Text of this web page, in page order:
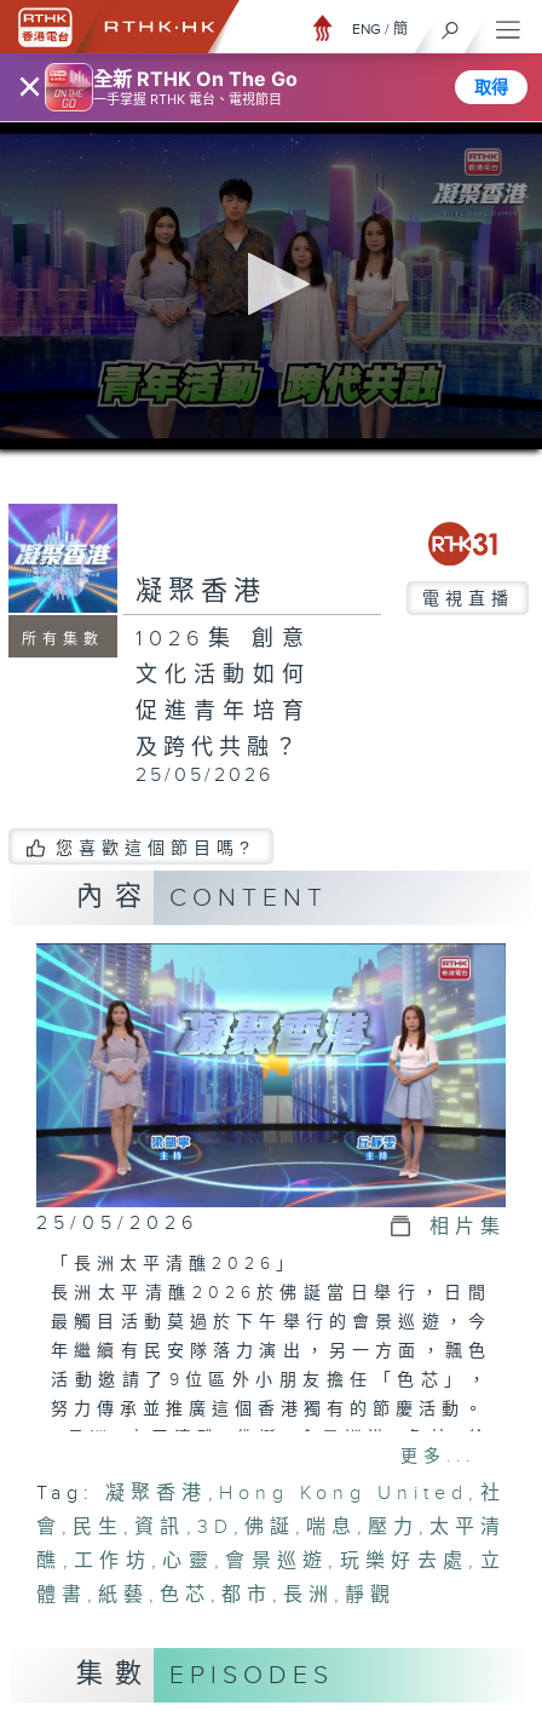
× 全新 RTHK On The Go
一手掌握 RTHK 電台、電視節目
取得
ENG / 簡
0
seconds
minutes,
6
seconds
所有集數
凝聚香港 電視直播
1026集 創意
文化活動如何
促進青年培育
及跨代共融？
25/05/2026
您喜歡這個節目嗎?
內容 CONTENT
25/05/2026 相片集
「長洲太平清醮2026」
長洲太平清醮2026於佛誕當日舉行，日間
最觸目活動莫過於下午舉行的會景巡遊，今
年繼續有民安隊落力演出，另一方面，飄色
活動邀請了9位區外小朋友擔任「色芯」，
努力傳承並推廣這個香港獨有的節慶活動。
「青年活動跨代共融」
現代都市生活節奏急速，市民往往背負著不
同壓力。透過參與社區文化活動，人們能暫
流的契機，更讓參與者在互動中建立良好鄰
里關係，調整心境，增強面對挑戰的韌性。
更多...
Tag: 凝聚香港 , Hong Kong United , 社
會 , 民生 , 資訊 , 3D , 佛誕 , 喘息 , 壓力 , 太平清
醮 , 工作坊 , 心靈 , 會景巡遊 , 玩樂好去處 , 立
體書 ,紙藝 ,色芯 ,都市 ,長洲 ,靜觀
集數 EPISODES